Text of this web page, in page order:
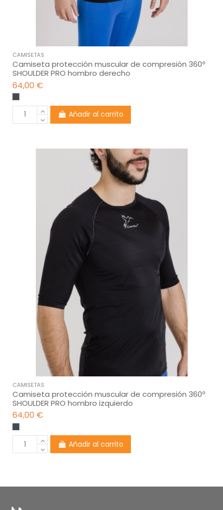
CAMISETAS
Camiseta protección muscular de compresión 360º
SHOULDER PRO hombro derecho
64,00 €
Añadir al carrito
CAMISETAS
Camiseta protección muscular de compresión 360º
SHOULDER PRO hombro izquierdo
64,00 €
Añadir al carrito